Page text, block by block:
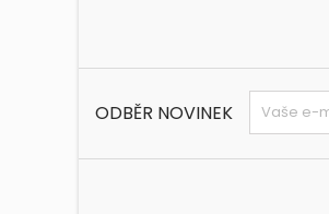
ODBĚR NOVINEK